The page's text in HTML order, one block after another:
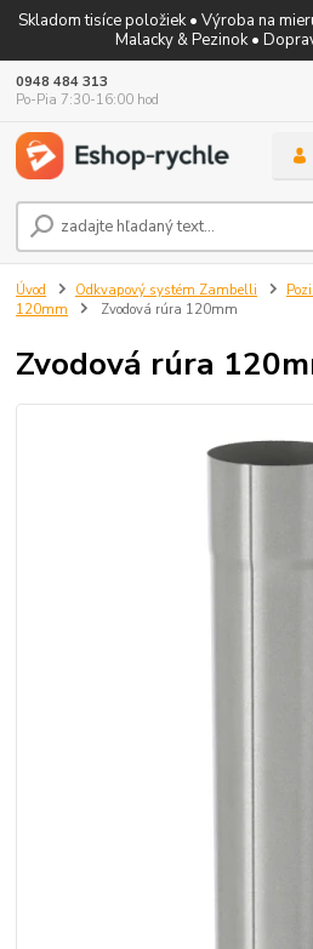
Skladom tisíce položiek • Výroba na
Malacky & Pezinok •
0948 484 313
Po-Pia 7:30-16:00 hod
Úvod Odkvapový systém Zambelli
120mm
Zvodová rúra 120mm
Zvodová rúra